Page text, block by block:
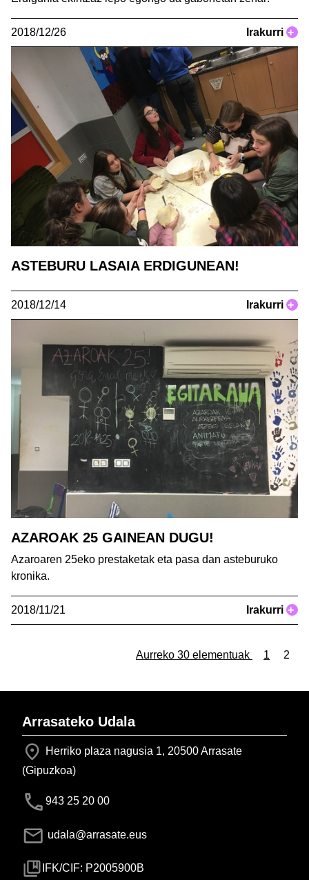
2018/12/26 Irakurri +
ASTEBURU LASAIA ERDIGUNEAN!
2018/12/14 Irakurri +
AZAROAK 25 GAINEAN DUGU!
Azaroaren 25eko prestaketak eta pasa dan asteburuko
kronika.
2018/11/21 Irakurri +
Aurreko 30 elementuak 1 2
Arrasateko Udala
Herriko plaza nagusia 1, 20500 Arrasate
(Gipuzkoa)
943 25 20 00
udala@arrasate.eus
IFK/CIF: P2005900B